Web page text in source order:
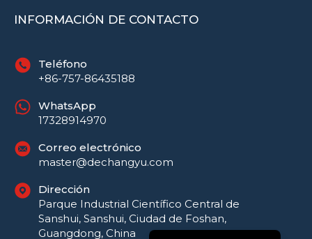
INFORMACIÓN DE CONTACTO
Teléfono
+86-757-86435188
WhatsApp
17328914970
Correo electrónico
master@dechangyu.com
Dirección
Parque Industrial Científico Central de
Sanshui, Sanshui, Ciudad de Foshan,
Guangdong, China
English
العربية